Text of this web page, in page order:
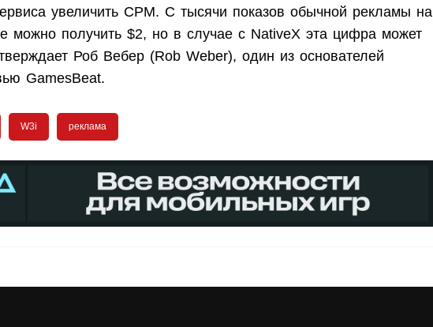
увеличить CPM. С тысячи показов обычной рекламы на
можно получить $2, но в случае с NativeX эта цифра может
Роб Вебер (Rob Weber), один из основателей
GamesBeat.
W3i реклама